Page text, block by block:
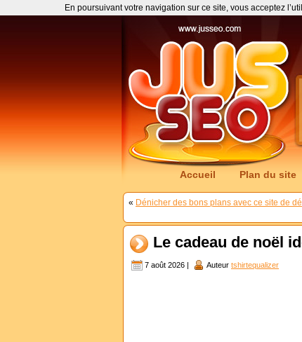
Accueil Plan du site
« Dénicher des bons plans avec ce site de
Le cadeau de noël
7 août 2026 | Auteur tshirtequalizer
En poursuivant votre navigation sur ce site, vous acceptez